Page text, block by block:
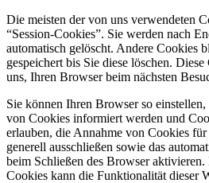
Die meisten der von uns verwendeten
“Session-Cookies”. Sie werden nach
automatisch gelöscht. Andere Cookies
gespeichert bis Sie diese löschen.
uns, Ihren Browser beim nächsten
Sie können Ihren Browser so einstellen,
von Cookies informiert werden und
erlauben, die Annahme von Cookies
generell ausschließen sowie das
beim Schließen des Browser
Cookies kann die Funktionalität dieser